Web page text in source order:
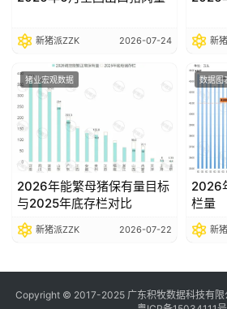
新猪派ZZK 2026-07-24 新
猪业宏观数据
2026年能繁母猪保有量目标
与2025年底存栏对比
新猪派ZZK 2026-07-22
数据图
2026
栏量
新
Copyright © 2017-2025 广东积牧数据科技有限